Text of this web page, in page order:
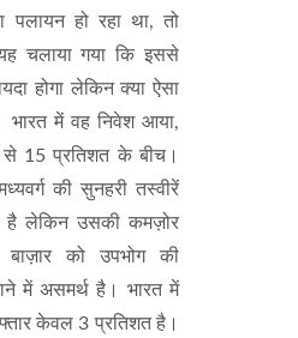
हो रहा था, तो
चलाया गया कि इससे
होगा लेकिन क्या ऐसा
भारत में वह निवेश आया,
15 प्रतिशत के बीच।
की सुनहरी तस्वीरें
है लेकिन उसकी कमज़ोर
बाज़ार को उपभोग की
में असमर्थ है। भारत में
केवल 3 प्रतिशत है।